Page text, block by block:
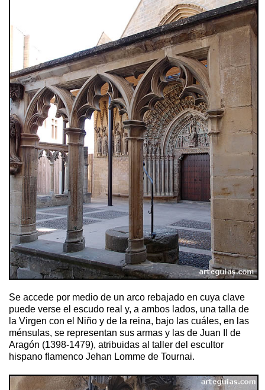
Se accede por medio de un arco rebajado en cuya clave
puede verse el escudo real y, a ambos lados, una talla de
la Virgen con el Niño y de la reina, bajo las cuáles, en las
ménsulas, se representan sus armas y las de Juan II de
Aragón (1398-1479), atribuidas al taller del escultor
hispano flamenco Jehan Lomme de Tournai.